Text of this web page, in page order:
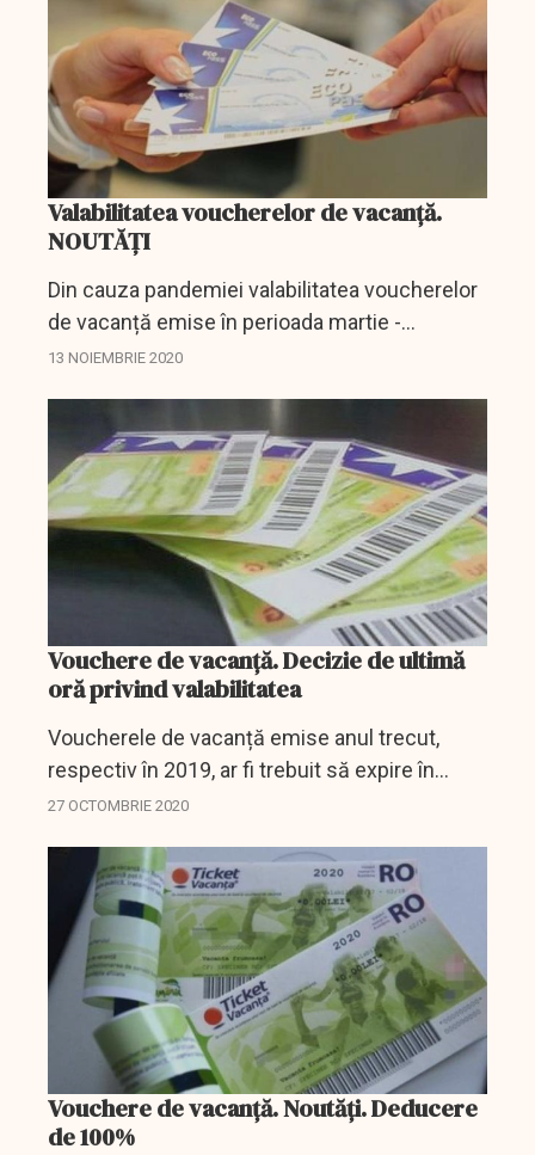
Valabilitatea voucherelor de vacanță.
NOUTĂȚI
Din cauza pandemiei valabilitatea voucherelor
de vacanță emise în perioada martie -
decembrie 2019 a fost prelungită, în primă
13 NOIEMBRIE 2020
Vouchere de vacanță. Decizie de ultimă
oră privind valabilitatea
Voucherele de vacanță emise anul trecut,
respectiv în 2019, ar fi trebuit să expire în
curând.
27 OCTOMBRIE 2020
Vouchere de vacanță. Noutăți. Deducere
de 100%